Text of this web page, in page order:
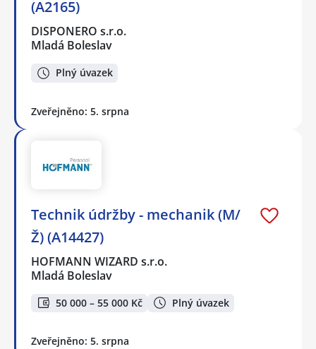
(A2165)
DISPONERO s.r.o.
Mladá Boleslav
Plný úvazek
Zveřejněno: 5. srpna
Technik údržby - mechanik (M/
Ž) (A14427)
HOFMANN WIZARD s.r.o.
Mladá Boleslav
50 000 – 55 000 Kč Plný úvazek
Zveřejněno: 5. srpna